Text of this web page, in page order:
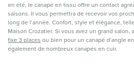
en été, le canapé en tissu offre un contact
saisons. Il vous permettra de recevoir vos
long de l’année. Confort, style et élégance,
Maison Crozatier. Si vous avez un grand salon,
fixe 3 places ou bien pour un canapé d’angle
également de nombreux canapés en cuir.